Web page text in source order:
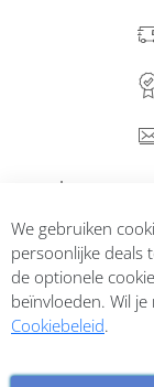
We gebruiken
persoonlijke deals
de optionele
beïnvloeden. Wil
Cookiebeleid.